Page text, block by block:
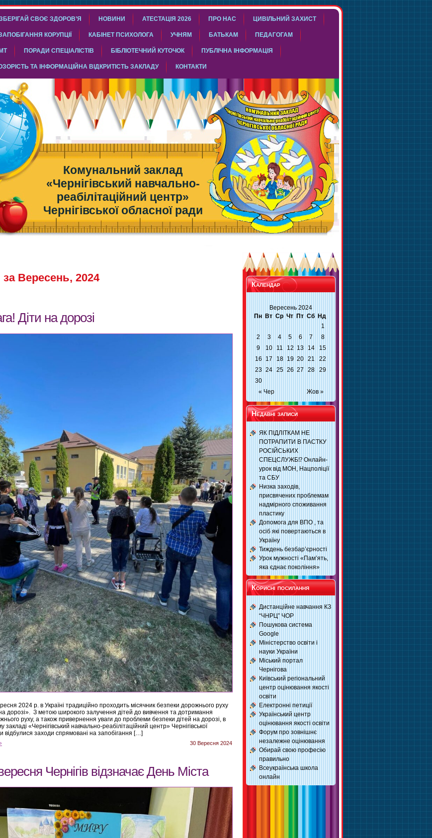
СВОЄ ЗДОРОВ’Я НОВИНИ АТЕСТАЦІЯ 2026 ПРО НАС ЦИВІЛЬНИЙ ЗАХИСТ
КОРУПЦІЇ КАБІНЕТ ПСИХОЛОГА УЧНЯМ БАТЬКАМ ПЕДАГОГАМ
ПОРАДИ СПЕЦІАЛІСТІВ БІБЛІОТЕЧНИЙ КУТОЧОК ПУБЛІЧНА ІНФОРМАЦІЯ
ТА ІНФОРМАЦІЙНА ВІДКРИТІСТЬ ЗАКЛАДУ КОНТАКТИ
Комунальний заклад
«Чернігівський навчально-
реабілітаційний центр»
Чернігівської обласної ради
за Вересень, 2024
Діти на дорозі
2024 р. в Україні традиційно проходить місячник безпеки дорожнього руху
дорозі». З метою широкого залучення дітей до вивчення та дотримання
руху, а також привернення уваги до проблеми безпеки дітей на дорозі, в
закладі «Чернігівський навчально-реабілітаційний центр» Чернігівської
відбулися заходи спрямовані на запобігання […]
30 Вересня 2024
Чернігів відзначає День Міста
Календар
Вересень 2024
Пн
Вт Ср Чт Пт Сб Нд
« Чер Жов »
1
2
3 4 5 6 7
8
9
10 11 12 13 14
15
16
17 18 19 20 21
22
23 24 25 26 27 28
29
30
Недавні записи
ЯК ПІДЛІТКАМ НЕ
ПОТРАПИТИ В ПАСТКУ
РОСІЙСЬКИХ
СПЕЦСЛУЖБ⁉️ Онлайн-
урок від МОН, Нацполіції
та СБУ
Низка заходів,
присвячених проблемам
надмірного споживання
пластику
Допомога для ВПО , та
осіб які повертаються в
Україну
Тиждень безбар’єрності
Урок мужності «Пам’ять,
яка єднає покоління»
Корисні посилання
Дистанційне навчання КЗ
“ЧНРЦ” ЧОР
Пошукова система
Google
Міністерство освіти і
науки України
Міський портал
Чернігова
Київський регіональний
центр оцінювання якості
освіти
Електронні петиції
Український центр
оцінювання якості освіти
Форум про зовнішнє
незалежне оцінювання
Обирай свою професію
правильно
Всеукраїнська школа
онлайн